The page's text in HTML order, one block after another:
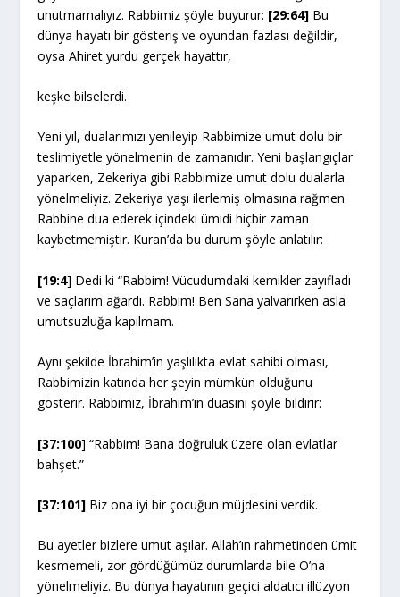
unutmamalıyız. Rabbimiz şöyle buyurur: [29:64] Bu
dünya hayatı bir gösteriş ve oyundan fazlası değildir,
oysa Ahiret yurdu gerçek hayattır,
keşke bilselerdi.
Yeni yıl, dualarımızı yenileyip Rabbimize umut dolu bir
teslimiyetle yönelmenin de zamanıdır. Yeni başlangıçlar
yaparken, Zekeriya gibi Rabbimize umut dolu dualarla
yönelmeliyiz. Zekeriya yaşı ilerlemiş olmasına rağmen
Rabbine dua ederek içindeki ümidi hiçbir zaman
kaybetmemiştir. Kuran’da bu durum şöyle anlatılır:
[19:4] Dedi ki “Rabbim! Vücudumdaki kemikler zayıfladı
ve saçlarım ağardı. Rabbim! Ben Sana yalvarırken asla
umutsuzluğa kapılmam.
Aynı şekilde İbrahim’in yaşlılıkta evlat sahibi olması,
Rabbimizin katında her şeyin mümkün olduğunu
gösterir. Rabbimiz, İbrahim’in duasını şöyle bildirir:
[37:100] “Rabbim! Bana doğruluk üzere olan evlatlar
bahşet.”
[37:101] Biz ona iyi bir çocuğun müjdesini verdik.
Bu ayetler bizlere umut aşılar. Allah’ın rahmetinden ümit
kesmemeli, zor gördüğümüz durumlarda bile O’na
yönelmeliyiz. Bu dünya hayatının geçici aldatıcı illüzyon